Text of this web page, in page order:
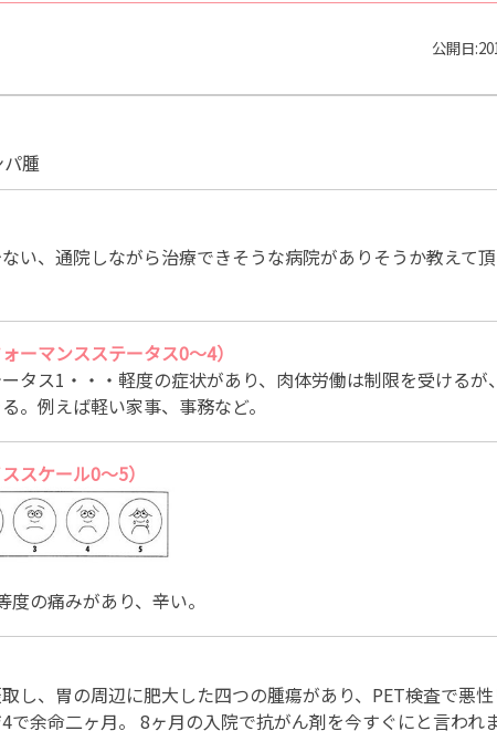
公開日
腫
い、通院しながら治療できそうな病院がありそうか教えて
ーマンスステータス0～4）
タス1・・・軽度の症状があり、肉体労働は制限を受けるが
。例えば軽い家事、事務など。
スケール0～5）
の痛みがあり、辛い。
し、胃の周辺に肥大した四つの腫瘍があり、PET検査で悪
で余命二ヶ月。 8ヶ月の入院で抗がん剤を今すぐにと言われ